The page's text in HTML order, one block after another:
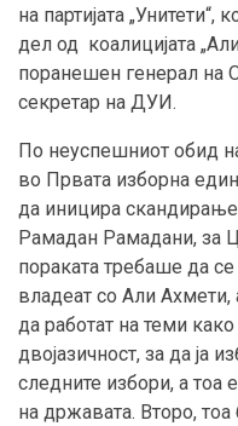
на партијата „Унитети“,
дел од коалицијата
поранешен генерал на
секретар на ДУИ.
По неуспешниот обид
во Првата изборна
да иницира
Рамадан Рамадани, за
пораката требаше да
владеат со Али
да работат на теми
двојазичност, за да ја
следните избори, а тоа
на државата. Второ,